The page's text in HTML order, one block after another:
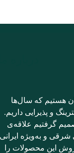
هستیم که سال‌ها
و پذیرایی داریم.
گرفتیم علاقه‌ی
شرقی و به‌ویژه ایرانی
این محصولات را